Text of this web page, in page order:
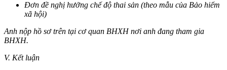
Đơn đề nghị hưởng chế độ thai sản (theo mẫu của Bảo hiểm
xã hội)
Anh nộp hồ sơ trên tại cơ quan BHXH nơi anh đang tham gia
BHXH.
V. Kết luận